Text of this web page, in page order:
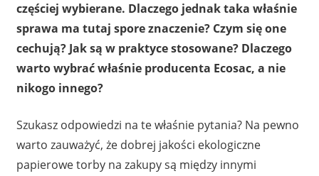
częściej wybierane. Dlaczego jednak taka właśnie
sprawa ma tutaj spore znaczenie? Czym się one
cechują? Jak są w praktyce stosowane? Dlaczego
warto wybrać właśnie producenta Ecosac, a nie
nikogo innego?
Szukasz odpowiedzi na te właśnie pytania? Na pewno
warto zauważyć, że dobrej jakości ekologiczne
papierowe torby na zakupy są między innymi